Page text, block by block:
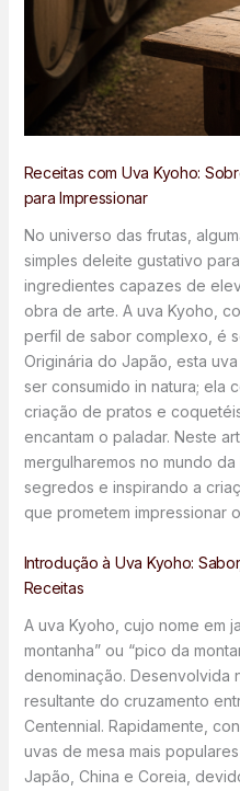
Receitas com Uva Kyoho:
para Impressionar
No universo das frutas,
simples deleite gustativo
ingredientes capazes de
obra de arte. A uva Kyoho,
perfil de sabor complexo, é
Originária do Japão, esta
ser consumido in natura; ela
criação de pratos e
encantam o paladar. Neste
mergulharemos no mundo
segredos e inspirando a
que prometem impressionar
Introdução à Uva Kyoho:
Receitas
A uva Kyoho, cujo nome em
montanha” ou “pico da
denominação. Desenvolvida
resultante do cruzamento
Centennial. Rapidamente,
uvas de mesa mais
Japão, China e Coreia,